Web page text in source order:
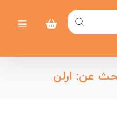
عن: ارلن